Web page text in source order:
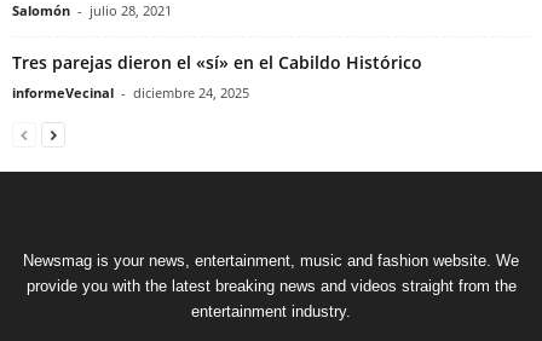
Salomón - julio 28, 2021
Tres parejas dieron el «sí» en el Cabildo Histórico
informeVecinal - diciembre 24, 2025
Newsmag is your news, entertainment, music and fashion website. We
provide you with the latest breaking news and videos straight from the
entertainment industry.